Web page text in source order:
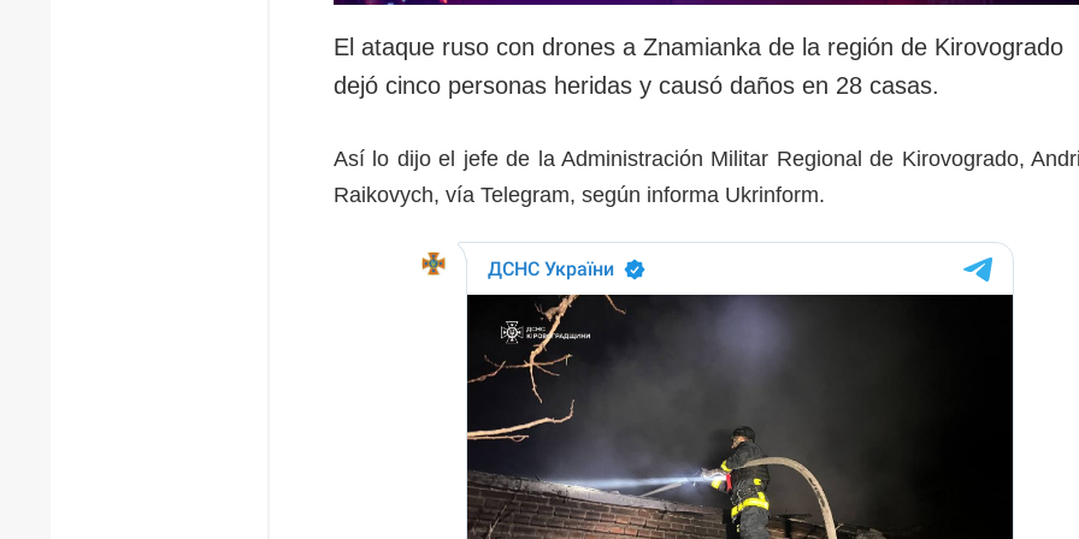
El ataque ruso con drones a Znamianka de la región de Kirovogrado
dejó cinco personas heridas y causó daños en 28 casas.
Así lo dijo el jefe de la Administración Militar Regional de Kirovogrado,
Raikovych, vía Telegram, según informa Ukrinform.